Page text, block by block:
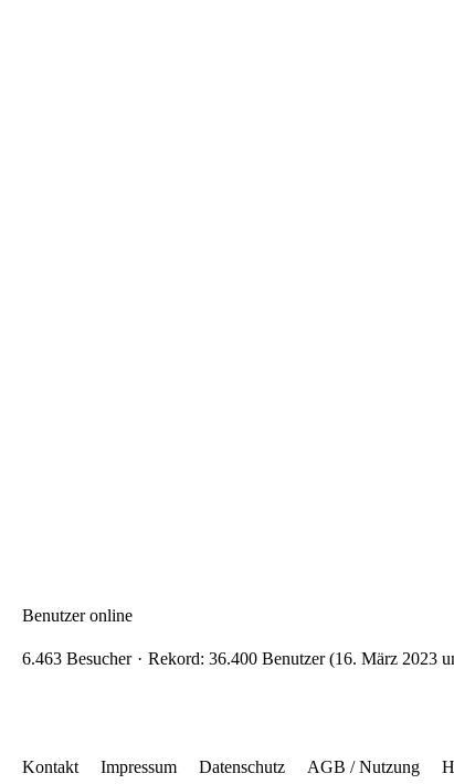
Benutzer online
6.463 Besucher Rekord: 36.400 Benutzer (16. März 2023
Kontakt Impressum Datenschutz AGB / Nutzung